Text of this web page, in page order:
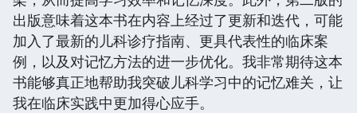
出版意味着这本书在内容上经过了更新和迭代，可能
加入了最新的儿科诊疗指南、更具代表性的临床案
例，以及对记忆方法的进一步优化。我非常期待这本
书能够真正地帮助我突破儿科学习中的记忆难关，让
我在临床实践中更加得心应手。